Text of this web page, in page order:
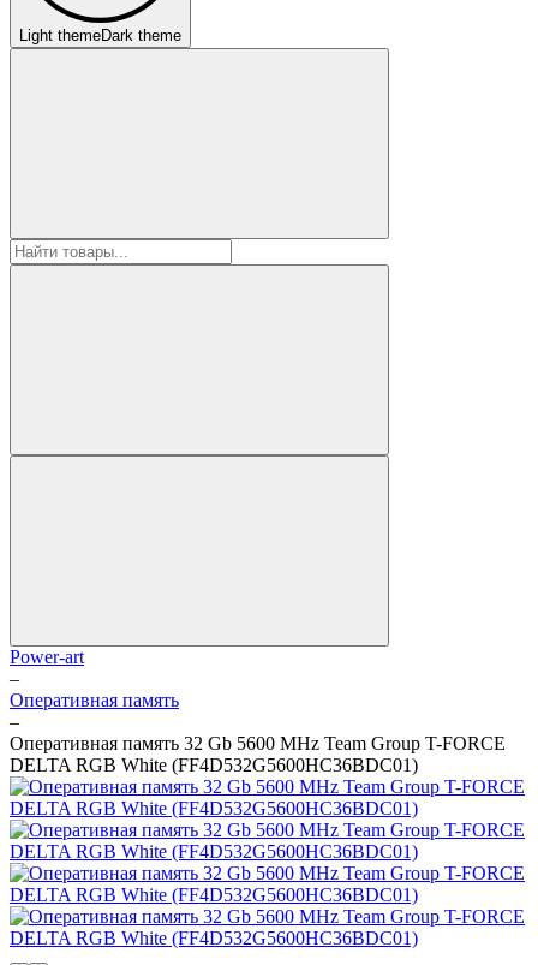
Light themeDark theme
Power-art
–
Оперативная память
–
Оперативная память 32 Gb 5600 MHz Team Group T-FORCE
DELTA RGB White (FF4D532G5600HC36BDC01)